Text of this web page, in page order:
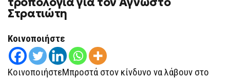
ΔΊΚΗ
Στρατιώτη
Κοινοποιήστε
ΚοινοποιήστεΜπροστά στον κίνδυνο να λάβουν στο